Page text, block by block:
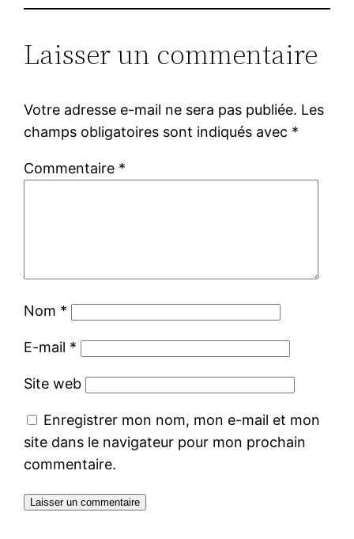
Laisser un commentaire
Votre adresse e-mail ne sera pas publiée. Les
champs obligatoires sont indiqués avec *
Commentaire *
Nom *
E-mail *
Site web
Enregistrer mon nom, mon e-mail et mon
site dans le navigateur pour mon prochain
commentaire.